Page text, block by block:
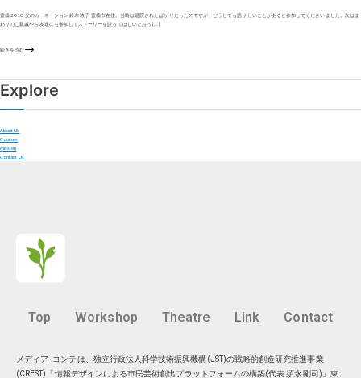
豊橋 2010 父のカーネーション 鈴木 敦子 豊橋市在住。当時は退院されたばかりだったのですが、どうしても語りたいことがあると参加してくださいました。次はま
わりのご親戚やお友達にも参加してストーリーを語ってほしいとおっ […]
続きを読む
Explore
About Us
Courses
Mission
Contact Us
Top Workshop Theatre Link Contact
メディア･コンテは、独立行政法人科学技術振興機構(JST)の戦略的創造研究推進事業
(CREST)「情報デザインによる市民芸術創出プラットフォームの構築(代表:須永剛司)」東